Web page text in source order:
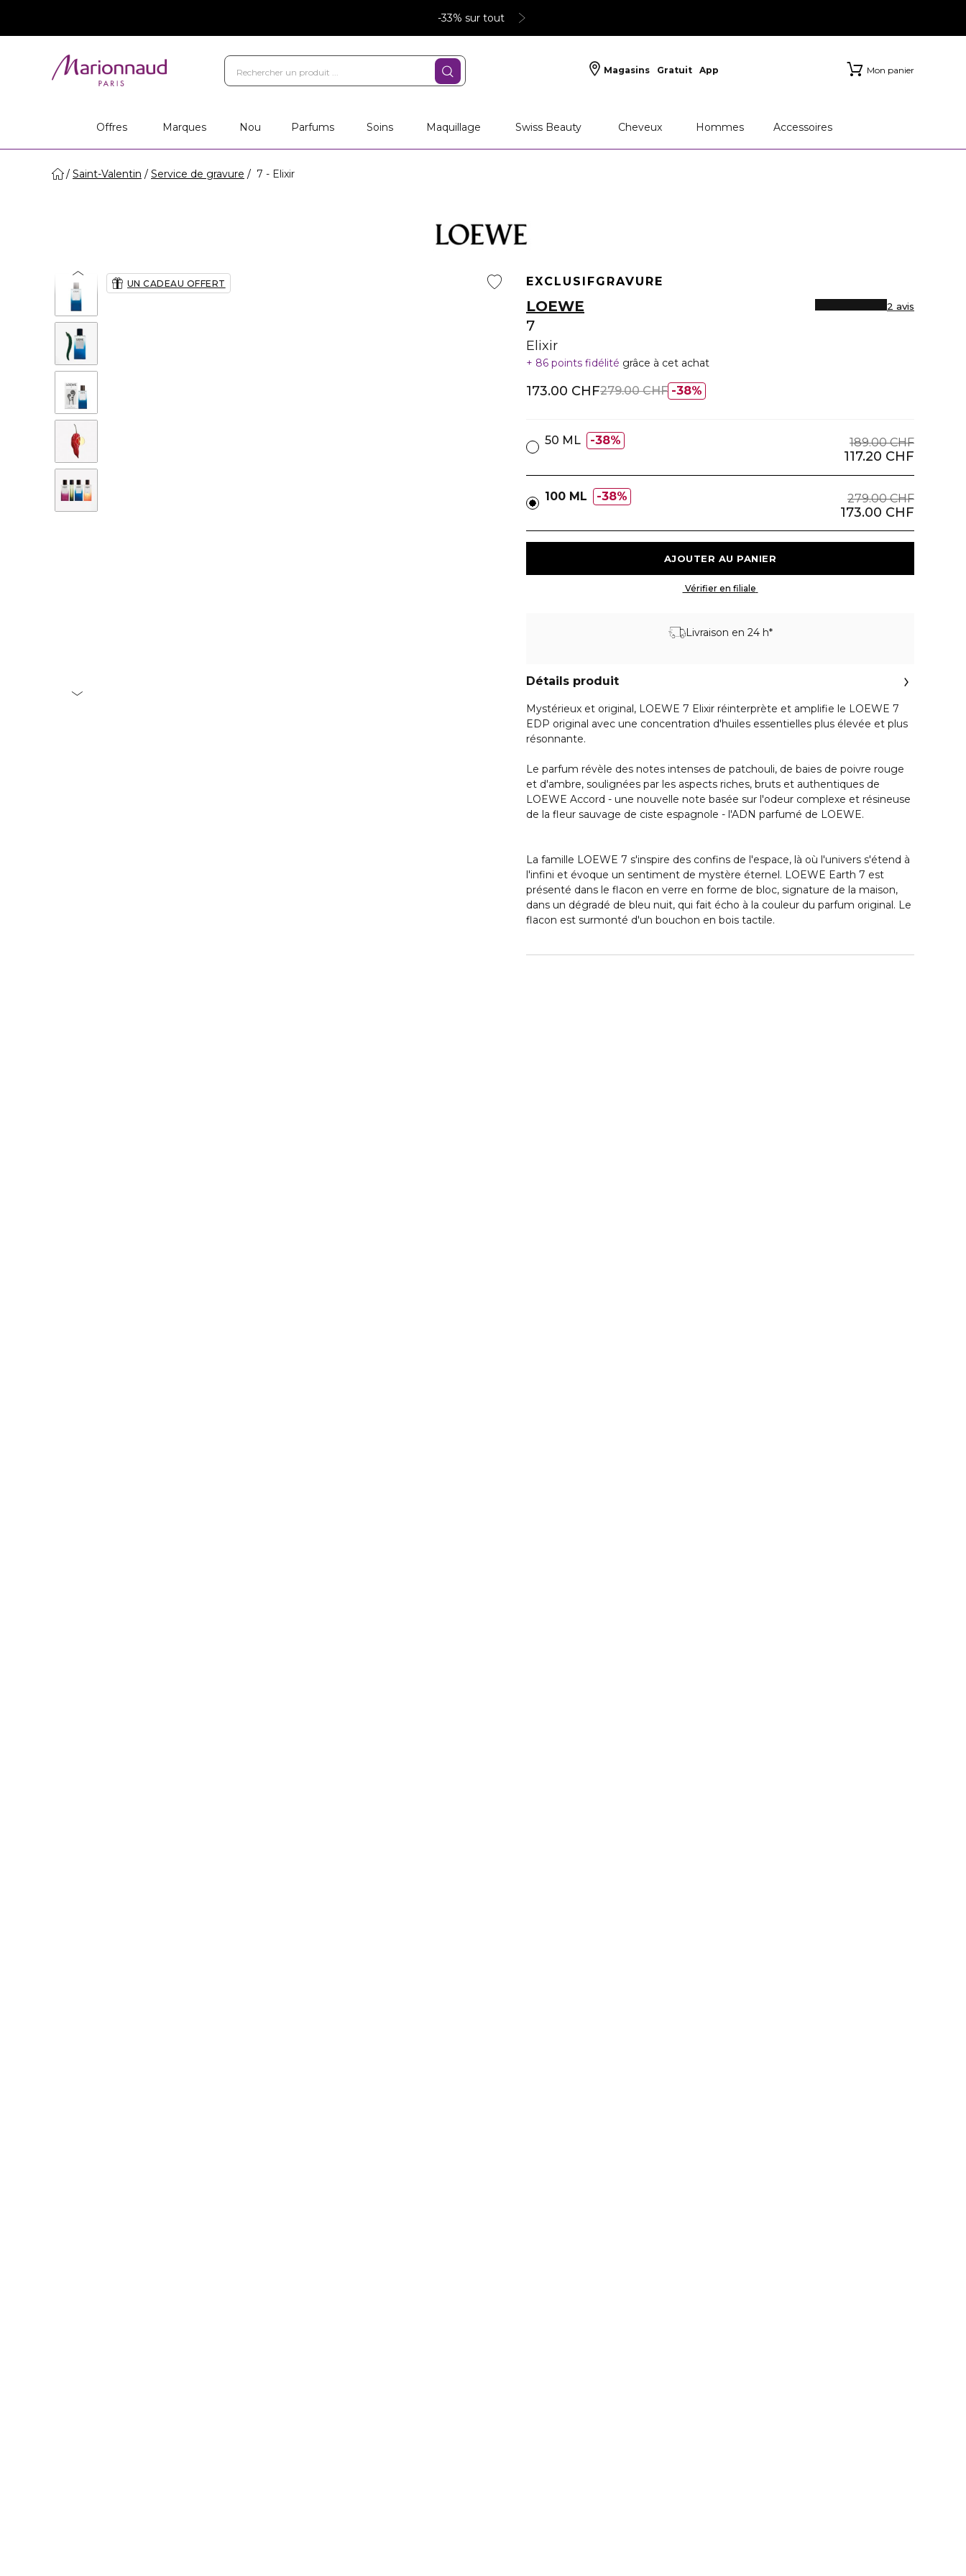
-33% sur tout
Magasins Gratuit App Mon panier
Offres
Marques Nou Parfums Soins Maquillage Swiss Beauty Cheveux Hommes Accessoires
Saint-Valentin Service de gravure 7 - Elixir
UN CADEAU OFFERT EXCLUSIFGRAVURE
LOEWE
7
Elixir
2 avis
86 points fidélité grâce à cet achat
38%
173.00 CHF279.00 CHF
50 ML 38% 189.00 CHF
117.20 CHF
100 ML 38% 279.00 CHF
173.00 CHF
Livraison en 24 h*
Détails produit
Mystérieux et original, LOEWE 7 Elixir réinterprète et amplifie le LOEWE 7
EDP original avec une concentration d'huiles essentielles plus élevée et plus
résonnante.
Le parfum révèle des notes intenses de patchouli, de baies de poivre rouge
et d'ambre, soulignées par les aspects riches, bruts et authentiques de
LOEWE Accord - une nouvelle note basée sur l'odeur complexe et résineuse
de la fleur sauvage de ciste espagnole - l'ADN parfumé de LOEWE.
La famille LOEWE 7 s'inspire des confins de l'espace, là où l'univers s'étend à
l'infini et évoque un sentiment de mystère éternel. LOEWE Earth 7 est
présenté dans le flacon en verre en forme de bloc, signature de la maison,
dans un dégradé de bleu nuit, qui fait écho à la couleur du parfum original. Le
flacon est surmonté d'un bouchon en bois tactile.